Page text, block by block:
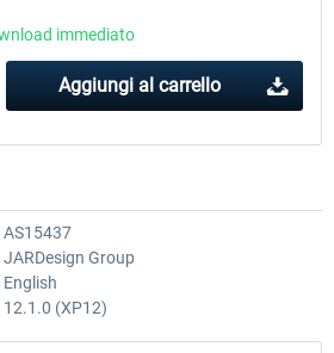
immediato
Aggiungi al carrello
AS15437
JARDesign Group
English
12.1.0 (XP12)